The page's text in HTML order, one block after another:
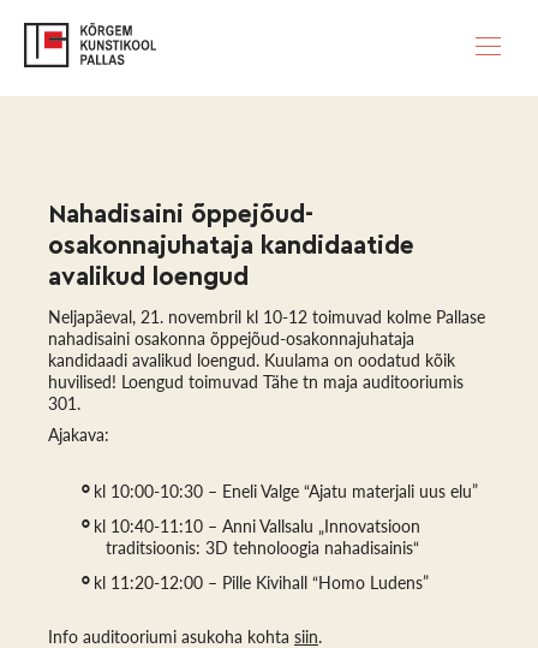
Nahadisaini õppejõud-
osakonnajuhataja kandidaatide
avalikud loengud
Neljapäeval, 21. novembril kl 10-12 toimuvad kolme Pallase
nahadisaini osakonna õppejõud-osakonnajuhataja
kandidaadi avalikud loengud. Kuulama on oodatud kõik
huvilised! Loengud toimuvad Tähe tn maja auditooriumis
301.
Ajakava:
kl 10:00-10:30 – Eneli Valge “Ajatu materjali uus elu”
kl 10:40-11:10 – Anni Vallsalu „Innovatsioon
traditsioonis: 3D tehnoloogia nahadisainis“
kl 11:20-12:00 – Pille Kivihall “Homo Ludens”
Info auditooriumi asukoha kohta siin.